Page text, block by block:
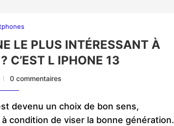
LE PLUS INTÉRESSANT À
C’EST L IPHONE 13
0 commentaires
devenu un choix de bon sens,
condition de viser la bonne génération.